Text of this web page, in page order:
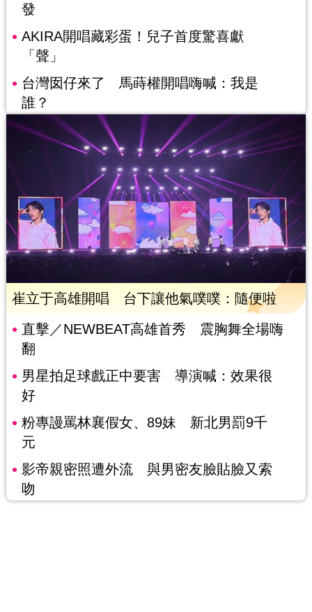
發
AKIRA開唱藏彩蛋！兒子首度驚喜獻
「聲」
台灣囡仔來了 馬蒔權開唱嗨喊：我是
誰？
崔立于高雄開唱 台下讓他氣噗噗：隨便啦
直擊／NEWBEAT高雄首秀 震胸舞全場嗨
翻
男星拍足球戲正中要害 導演喊：效果很
好
粉專謾罵林襄假女、89妹 新北男罰9千
元
影帝親密照遭外流 與男密友臉貼臉又索
吻